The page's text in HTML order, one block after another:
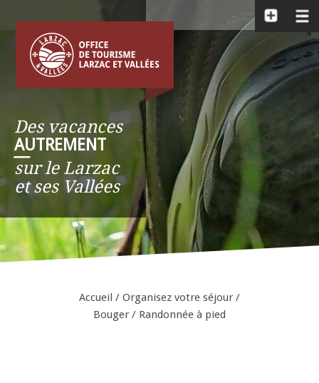
Des vacances
AUTREMENT
__
sur le Larzac
et ses Vallées
Accueil / Organisez votre séjour /
Bouger / Randonnée à pied